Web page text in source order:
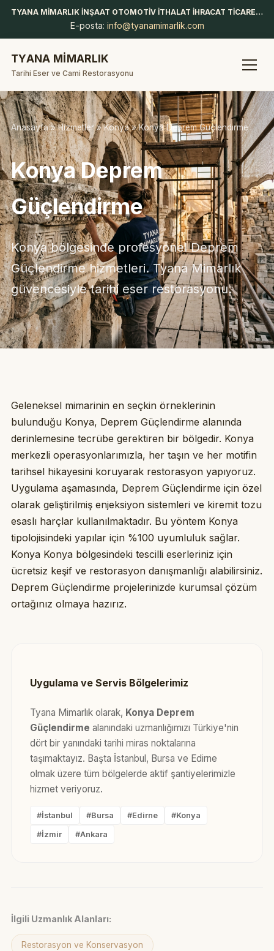
TYANA MİMARLIK İNŞAAT OTOMOTİV İTHALAT İHRACAT TİCARET LİMİTED ŞİRKETİ
E-posta: info@tyanamimarlik.com
TYANA MİMARLIK
Tarihi Eser ve Cami Restorasyonu
Anasayfa»Hizmetler»Konya» Konya Deprem Güçlendirme
Konya Deprem
Güçlendirme
Konya bölgesinde profesyonel Deprem
Güçlendirme hizmetleri. Tyana Mimarlık
güvencesiyle tarihi eser restorasyonu.
Geleneksel mimarinin en seçkin örneklerinin
bulunduğu Konya, Deprem Güçlendirme alanında
derinlemesine tecrübe gerektiren bir bölgedir. Konya
merkezli operasyonlarımızla, her taşın ve her motifin
tarihsel hikayesini koruyarak restorasyon yapıyoruz.
Uygulama aşamasında, Deprem Güçlendirme için özel
olarak geliştirilmiş enjeksiyon sistemleri ve kiremit tozu
esaslı harçlar kullanılmaktadır. Bu yöntem Konya
tipolojisindeki yapılar için %100 uyumluluk sağlar.
Konya Konya bölgesindeki tescilli eserleriniz için
ücretsiz keşif ve restorasyon danışmanlığı alabilirsiniz.
Deprem Güçlendirme projelerinizde kurumsal çözüm
ortağınız olmaya hazırız.
Uygulama ve Servis Bölgelerimiz
Tyana Mimarlık olarak, Konya Deprem
Güçlendirme alanındaki uzmanlığımızı Türkiye'nin
dört bir yanındaki tarihi miras noktalarına
taşımaktayız. Başta İstanbul, Bursa ve Edirne
olmak üzere tüm bölgelerde aktif şantiyelerimizle
hizmet veriyoruz.
#İstanbul #Bursa #Edirne #Konya
#İzmir #Ankara
İlgili Uzmanlık Alanları:
Restorasyon ve Konservasyon